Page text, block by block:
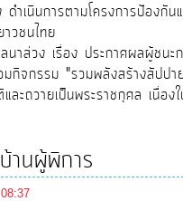
ดำเนินการตามโครงการป้อง
าวชนไทย
นาส่วง เรื่อง ประกาศผลผู้ช
วมกิจกรรม "รวมพลังสร้างสั
ะถวายเป็นพระราชกุศล เนื่องใ
านผู้พิการ